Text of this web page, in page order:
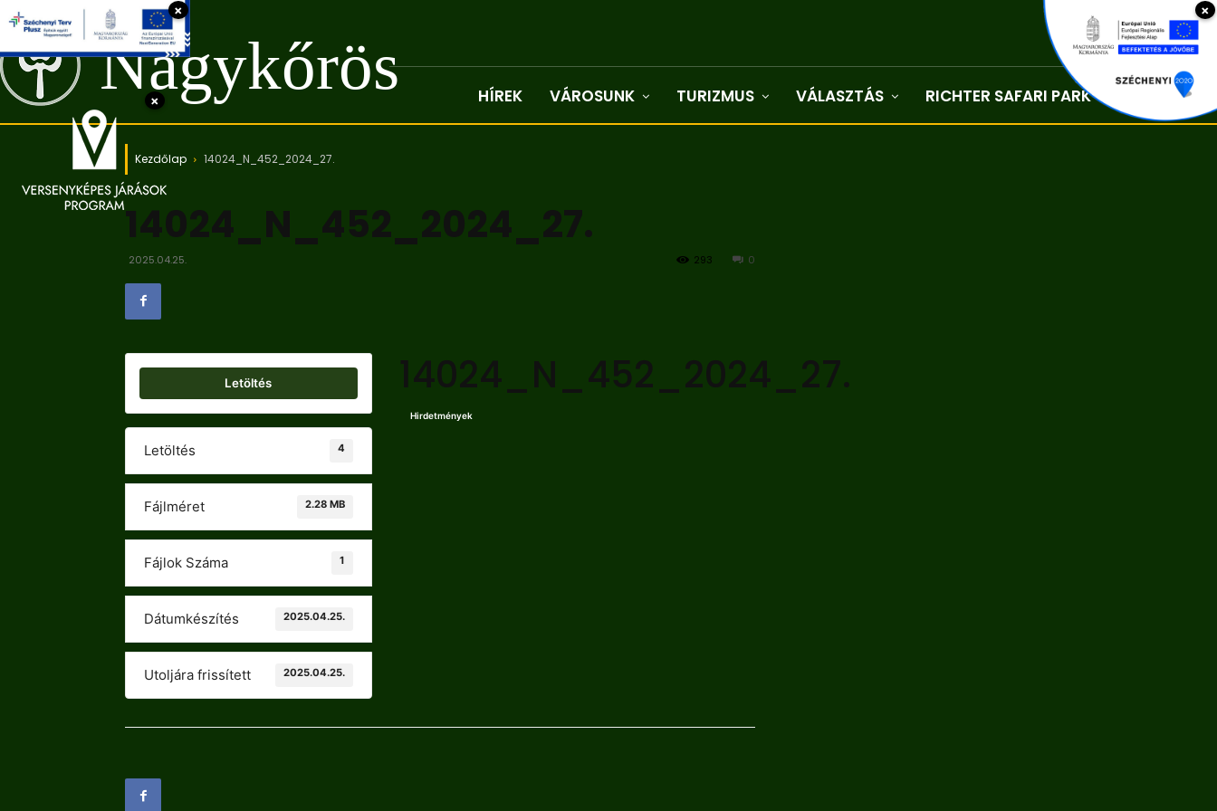
Nagykőrös HÍREK VÁROSUNK TURIZMUS VÁLASZTÁS RICHTER SAFARI PARK Kapcsolat
Kezdőlap 14024_N_452_2024_27.
14024_N_452_2024_27.
2025.04.25. 0
293
Letöltés
Letöltés 4
Fájlméret 2.28 MB
Fájlok Száma 1
Dátumkészítés 2025.04.25.
Utoljára frissített 2025.04.25.
14024_N_452_2024_27.
Hirdetmények
×
×
×